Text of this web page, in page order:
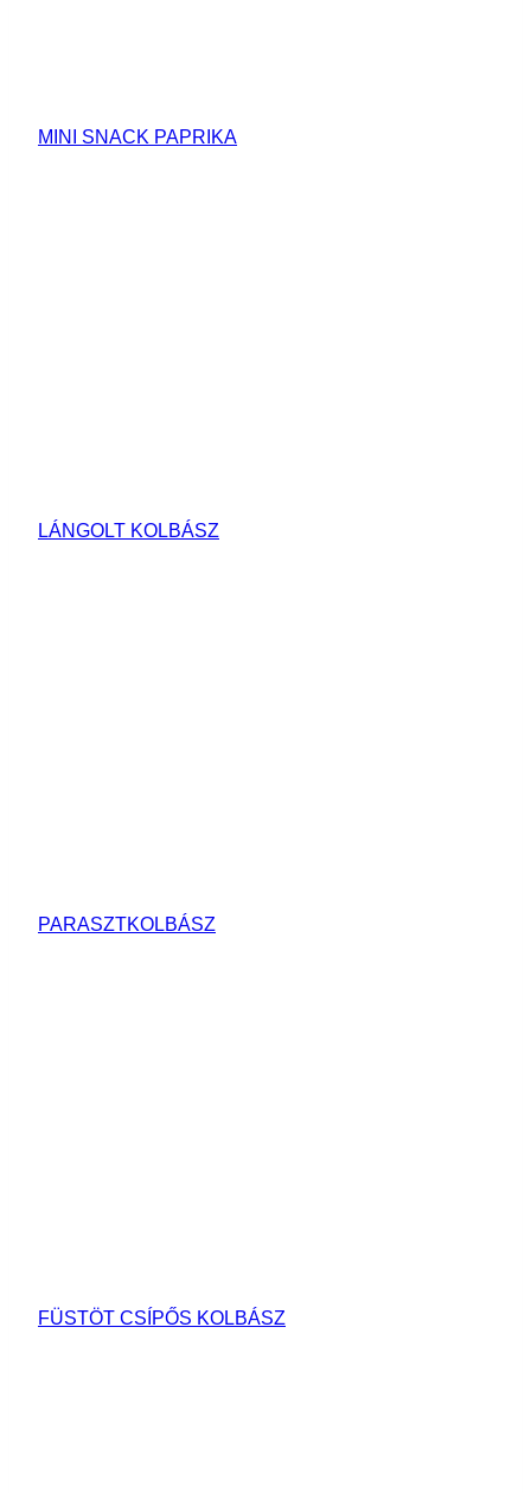
MINI SNACK PAPRIKA
LÁNGOLT KOLBÁSZ
PARASZTKOLBÁSZ
FÜSTÖT CSÍPŐS KOLBÁSZ